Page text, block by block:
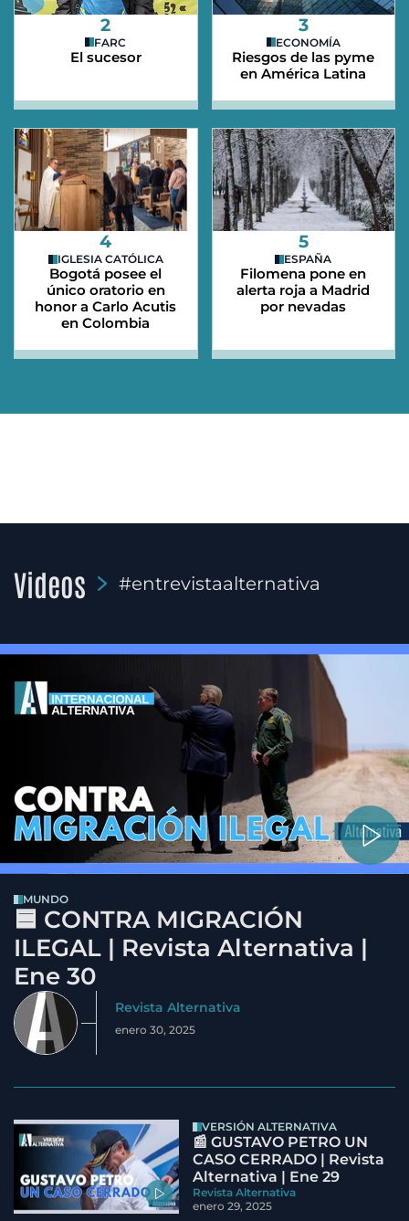
2
FARC
El sucesor
3
ECONOMÍA
Riesgos de las pyme
en América Latina
4
IGLESIA CATÓLICA
Bogotá posee el
único oratorio en
honor a Carlo Acutis
en Colombia
5
ESPAÑA
Filomena pone en
alerta roja a Madrid
por nevadas
Videos #entrevistaalternativa
MUNDO
🟦 CONTRA MIGRACIÓN
ILEGAL | Revista Alternativa |
Ene 30
Revista Alternativa
enero 30, 2025
VERSIÓN ALTERNATIVA
📰 GUSTAVO PETRO UN
CASO CERRADO | Revista
Alternativa | Ene 29
Revista Alternativa
enero 29, 2025